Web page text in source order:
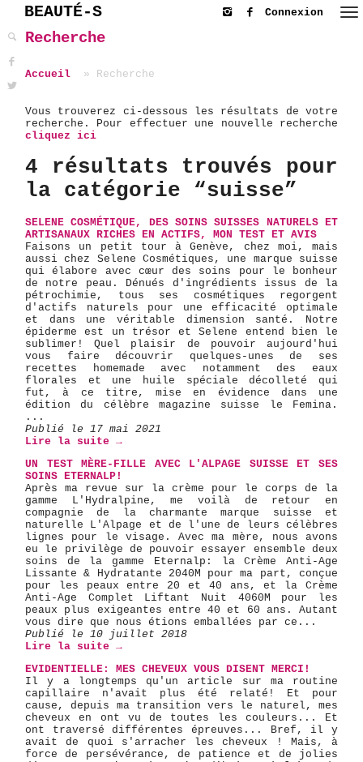
BEAUTÉ-S Connexion
Recherche
Accueil Recherche
Vous trouverez ci-dessous les résultats de votre
recherche. Pour effectuer une nouvelle recherche
cliquez ici
4 résultats trouvés pour
la catégorie “suisse”
SELENE COSMÉTIQUE, DES SOINS SUISSES NATURELS ET
ARTISANAUX RICHES EN ACTIFS, MON TEST ET AVIS
Faisons un petit tour à Genève, chez moi, mais
aussi chez Selene Cosmétiques, une marque suisse
qui élabore avec cœur des soins pour le bonheur
de notre peau. Dénués d'ingrédients issus de la
pétrochimie, tous ses cosmétiques regorgent
d'actifs naturels pour une efficacité optimale
et dans une véritable dimension santé. Notre
épiderme est un trésor et Selene entend bien le
sublimer! Quel plaisir de pouvoir aujourd'hui
vous faire découvrir quelques-unes de ses
recettes homemade avec notamment des eaux
florales et une huile spéciale décolleté qui
fut, à ce titre, mise en évidence dans une
édition du célèbre magazine suisse le Femina.
...
Publié le 17 mai 2021
Lire la suite →
UN TEST MÈRE-FILLE AVEC L'ALPAGE SUISSE ET SES
SOINS ETERNALP!
Après ma revue sur la crème pour le corps de la
gamme L'Hydralpine, me voilà de retour en
compagnie de la charmante marque suisse et
naturelle L'Alpage et de l'une de leurs célèbres
lignes pour le visage. Avec ma mère, nous avons
eu le privilège de pouvoir essayer ensemble deux
soins de la gamme Eternalp: la Crème Anti-Age
Lissante & Hydratante 2040M pour ma part, conçue
pour les peaux entre 20 et 40 ans, et la Crème
Anti-Age Complet Liftant Nuit 4060M pour les
peaux plus exigeantes entre 40 et 60 ans. Autant
vous dire que nous étions emballées par ce...
Publié le 10 juillet 2018
Lire la suite →
EVIDENTIELLE: MES CHEVEUX VOUS DISENT MERCI!
Il y a longtemps qu'un article sur ma routine
capillaire n'avait plus été relaté! Et pour
cause, depuis ma transition vers le naturel, mes
cheveux en ont vu de toutes les couleurs... Et
ont traversé différentes épreuves... Bref, il y
avait de quoi s'arracher les cheveux ! Mais, à
force de persévérance, de patience et de jolies